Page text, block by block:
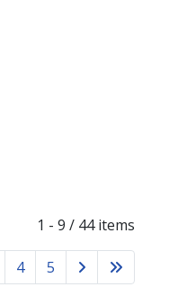
1 - 9 / 44 items
4 5